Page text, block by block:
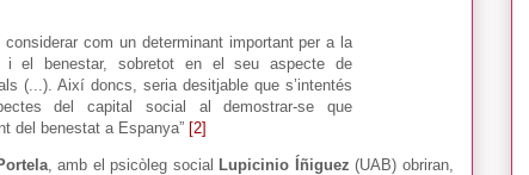
com un determinant important per a la
i el benestar, sobretot en el seu aspecte de
(...). Així doncs, seria desitjable que s’intentés
del capital social al demostrar-se que
del benestat a Espanya” [2]
, amb el psicòleg social Lupicinio Íñiguez (UAB) obriran,